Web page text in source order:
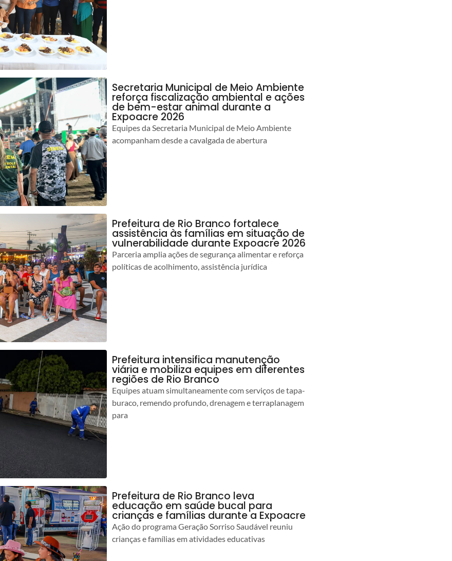
Secretaria Municipal de Meio Ambiente
reforça fiscalização ambiental e ações
de bem-estar animal durante a
Expoacre 2026
Equipes da Secretaria Municipal de Meio Ambiente
acompanham desde a cavalgada de abertura
Prefeitura de Rio Branco fortalece
assistência às famílias em situação de
vulnerabilidade durante Expoacre 2026
Parceria amplia ações de segurança alimentar e reforça
políticas de acolhimento, assistência jurídica
Prefeitura intensifica manutenção
viária e mobiliza equipes em diferentes
regiões de Rio Branco
Equipes atuam simultaneamente com serviços de tapa-
buraco, remendo profundo, drenagem e terraplanagem
para
Prefeitura de Rio Branco leva
educação em saúde bucal para
crianças e famílias durante a Expoacre
Ação do programa Geração Sorriso Saudável reuniu
crianças e famílias em atividades educativas